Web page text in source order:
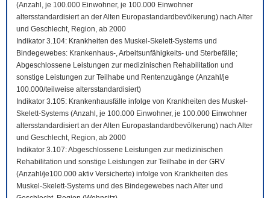
(Anzahl, je 100.000 Einwohner, je 100.000 Einwohner
altersstandardisiert an der Alten Europastandardbevölkerung) nach Alter
und Geschlecht, Region, ab 2000
Indikator 3.104: Krankheiten des Muskel-Skelett-Systems und
Bindegewebes: Krankenhaus-, Arbeitsunfähigkeits- und Sterbefälle;
Abgeschlossene Leistungen zur medizinischen Rehabilitation und
sonstige Leistungen zur Teilhabe und Rentenzugänge (Anzahl/je
100.000/teilweise altersstandardisiert)
Indikator 3.105: Krankenhausfälle infolge von Krankheiten des Muskel-
Skelett-Systems (Anzahl, je 100.000 Einwohner, je 100.000 Einwohner
altersstandardisiert an der Alten Europastandardbevölkerung) nach Alter
und Geschlecht, Region, ab 2000
Indikator 3.107: Abgeschlossene Leistungen zur medizinischen
Rehabilitation und sonstige Leistungen zur Teilhabe in der GRV
(Anzahl/je100.000 aktiv Versicherte) infolge von Krankheiten des
Muskel-Skelett-Systems und des Bindegewebes nach Alter und